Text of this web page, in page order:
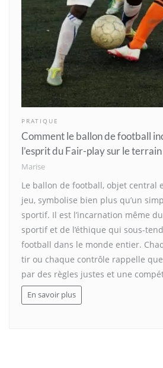
PRATIQUE
Comment le ballon de football
l’esprit du Fair-play sur le terrain
Marise
Le ballon de football, objet central
jeu, symbolise bien plus qu’un
sportif. Il est l’incarnation même
sportif et de l’éthique qui sous-
football dans le monde entier.
tir ou chaque contrôle rappelle
par des règles justes et une
En savoir plus